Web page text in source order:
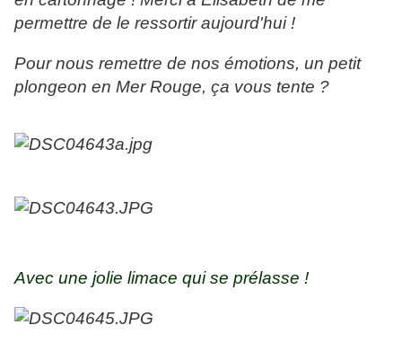
permettre de le ressortir aujourd'hui !
Pour nous remettre de nos émotions, un petit
plongeon en Mer Rouge, ça vous tente ?
Avec une jolie limace qui se prélasse !